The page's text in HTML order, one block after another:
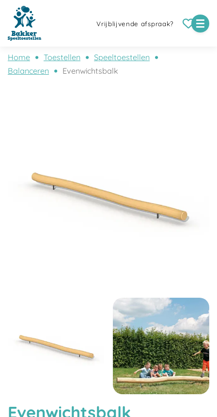
Vrijblijvende afspraak?
Home Toestellen
Speeltoestellen
Balanceren
Evenwichtsbalk
Evenwichtsbalk